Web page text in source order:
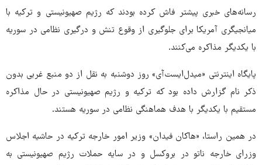
رسانه‌های خبری پیشتر فاش کرده بودند که رژیم صهیونیستی و ترکیه با
میانجیگری آمریکا برای جلوگیری از وقوع تنش و درگیری‌ نظامی در سوریه
با یکدیگر مذاکره می‌کنند.
پایگاه اینترنتی «میدل‌ایست‌آی» روز دوشنبه به نقل از دو منبع غربی بدون
ذکر نام گزارش داده بود که ترکیه و رژیم صهیونیستی در حال مذاکره
مستقیم با یکدیگر با هدف هماهنگی نظامی در سوریه هستند.
در همین راستا، «هاکان فیدان» وزیر امور خارجه ترکیه در حاشیه اجلاس
وزرای خارجه ناتو در بروکسل و در سایه حملات رژیم صهیونیستی به